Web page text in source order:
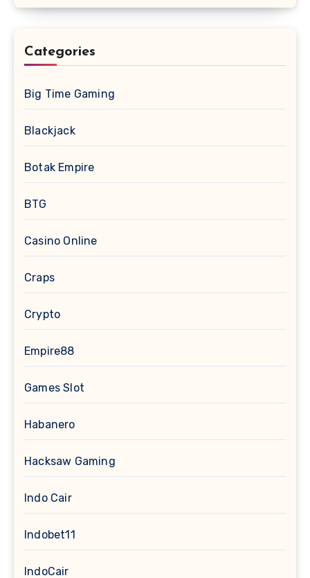
Categories
Big Time Gaming
Blackjack
Botak Empire
BTG
Casino Online
Craps
Crypto
Empire88
Games Slot
Habanero
Hacksaw Gaming
Indo Cair
Indobet11
IndoCair